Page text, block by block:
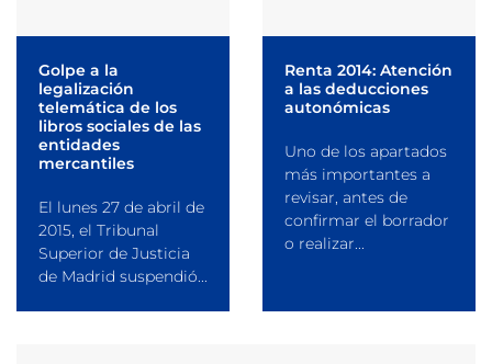
Golpe a la
legalización
telemática de los
libros sociales de las
entidades
mercantiles
El lunes 27 de abril de
2015, el Tribunal
Superior de Justicia
de Madrid suspendió...
Renta 2014: Atención
a las deducciones
autonómicas
Uno de los apartados
más importantes a
revisar, antes de
confirmar el borrador
o realizar...